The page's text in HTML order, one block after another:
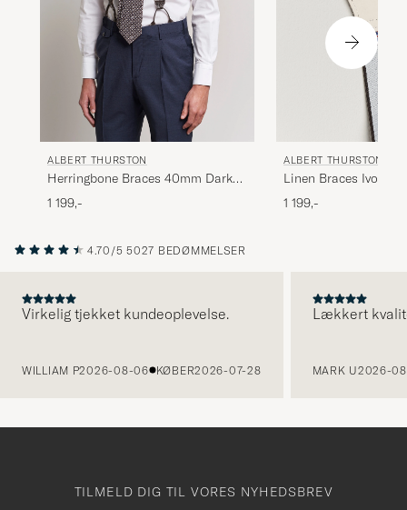
ALBERT THURSTON
Herringbone Braces 40mm Dark
Blue
1 199,-
ALBERT THURSTON
Linen Braces Ivory
1 199,-
4.70/5 5027 BEDØMMELSER
Virkelig tjekket kundeoplevelse.
WILLIAM P2026-08-06 KØBER2026-07-28
Lækkert
MARK U2026-
TILMELD DIG TIL VORES NYHEDSBREV